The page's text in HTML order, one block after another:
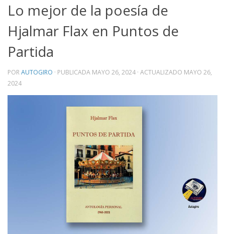
Lo mejor de la poesía de
Hjalmar Flax en Puntos de
Partida
PORAUTOGIRO · PUBLICADA MAYO 26, 2024 · ACTUALIZADO MAYO 26,
2024